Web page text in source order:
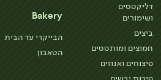
דליקטסים
ושימורים
ביצים
חמוצים ומותססים
פיצוחים ואגוזים
Bakery
הבייקרי עד הבית
הטאבון